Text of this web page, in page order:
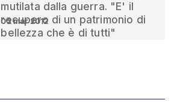
mutilata dalla guerra. "E' il
recupero di un patrimonio di
bellezza che è di tutti"
02 mar 2012